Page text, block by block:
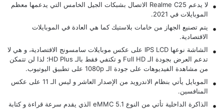
لا يدعم Realme C25 الاتصال بشبكات الجيل الخامس التي يدعمها معظم
الموبايلات في 2021.
يتم تصنيع الجهاز من خامات بلاستيك كما هي العادة في الموبايلات
الاقتصادية.
الشاشة نوعها IPS LCD على عكس
موبايلات سامسونج الاقتصادية، و هي لا
تدعم العرض بجودة الـ Full HD و تكتفي فقط بالـ HD Plus؛ لذا لن تتمكن
من مشاهدة الفيديوهات على جودة الـ 1080p على تطبيق اليوتيوب.
الموبايل يأتي بنظام الاندرويد من الإصدار العاشر و ليس الـ 11 على عكس
المنافسين.
الذاكرة الداخلية تأتي من النوع eMMC 5.1 الذي يقدم سرعة قراءة و كتابة